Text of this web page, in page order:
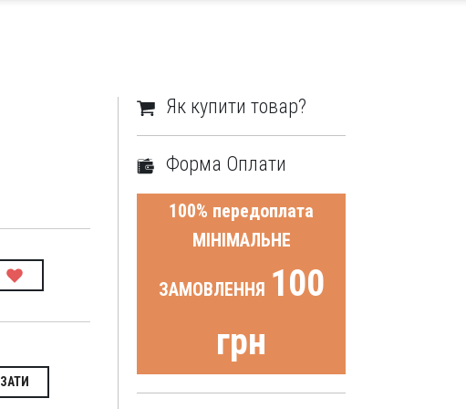
Як купити товар?
Форма Оплати
100% передоплата
МІНІМАЛЬНЕ
ЗАМОВЛЕННЯ 100
грн